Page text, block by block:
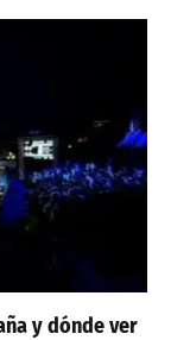
y dónde ver